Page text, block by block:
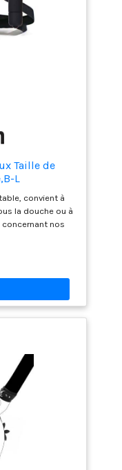
Taille de
L
convient à
la douche ou à
nos